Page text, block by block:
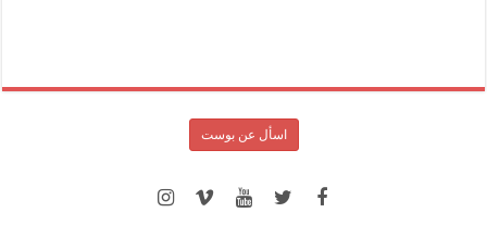
اسأل عن بوست